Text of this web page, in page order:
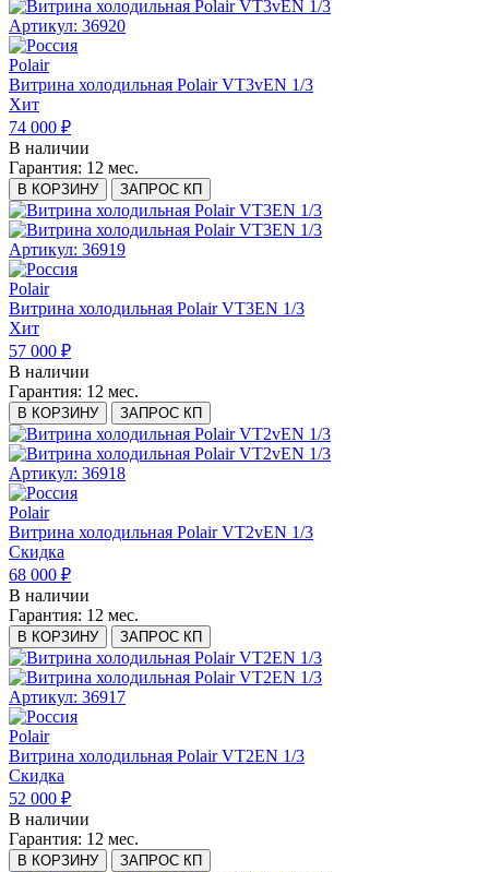
Артикул: 36920
Polair
Витрина холодильная Polair VT3vEN 1/3
Хит
74 000 ₽
В наличии
Гарантия: 12 мес.
В КОРЗИНУ ЗАПРОС КП
Артикул: 36919
Polair
Витрина холодильная Polair VT3EN 1/3
Хит
57 000 ₽
В наличии
Гарантия: 12 мес.
В КОРЗИНУ ЗАПРОС КП
Артикул: 36918
Polair
Витрина холодильная Polair VT2vEN 1/3
Скидка
68 000 ₽
В наличии
Гарантия: 12 мес.
В КОРЗИНУ ЗАПРОС КП
Артикул: 36917
Polair
Витрина холодильная Polair VT2EN 1/3
Скидка
52 000 ₽
В наличии
Гарантия: 12 мес.
В КОРЗИНУ ЗАПРОС КП